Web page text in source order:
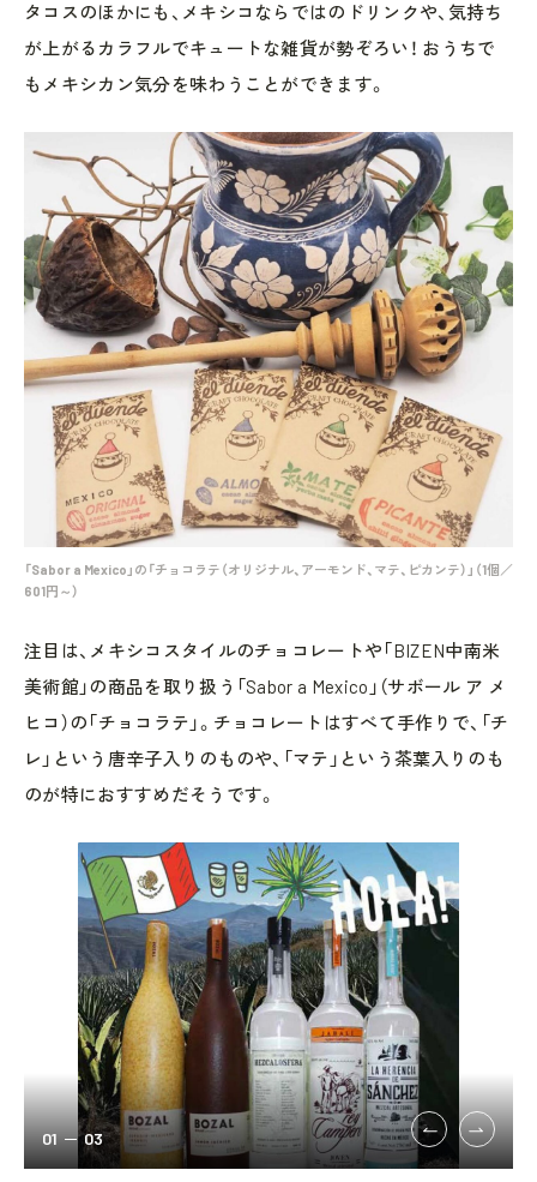
タコスのほかにも、メキシコならではのドリンクや、気持ち
が上がるカラフルでキュートな雑貨が勢ぞろい！ おうちで
もメキシカン気分を味わうことができます。
「Sabor a Mexico」の「チョコラテ（オリジナル、アーモンド、マテ、ピカンテ）」（1個／
601円～）
注目は、メキシコスタイルのチョコレートや「BIZEN中南米
美術館」の商品を取り扱う「Sabor a Mexico」（サボール ア メ
ヒコ）の「チョコラテ」。チョコレートはすべて手作りで、「チ
レ」という唐辛子入りのものや、「マテ」という茶葉入りのも
のが特におすすめだそうです。
01 03